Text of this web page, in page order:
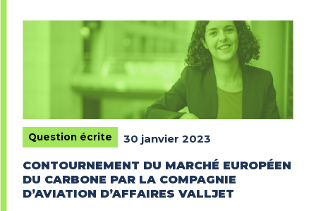
Question écrite
30 janvier 2023
CONTOURNEMENT DU MARCHÉ EUROPÉEN
DU CARBONE PAR LA COMPAGNIE
D’AVIATION D’AFFAIRES VALLJET